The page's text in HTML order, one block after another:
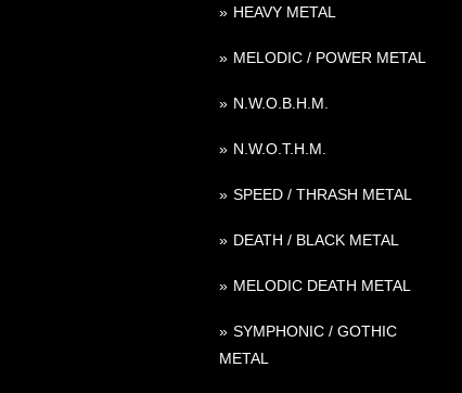
HEAVY METAL
MELODIC / POWER METAL
N.W.O.B.H.M.
N.W.O.T.H.M.
SPEED / THRASH METAL
DEATH / BLACK METAL
MELODIC DEATH METAL
SYMPHONIC / GOTHIC
METAL